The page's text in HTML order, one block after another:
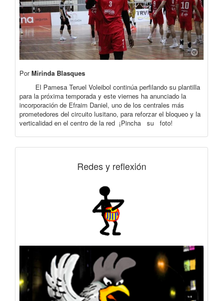
PorMirinda Blasques
El Pamesa Teruel Voleibol continúa perfilando su plantilla
para la próxima temporada y este viernes ha anunciado la
incorporación de Efraim Daniel, uno de los centrales más
prometedores del circuito lusitano, para reforzar el bloqueo y la
verticalidad en el centro de la red ¡Pincha su foto!
Redes y reflexión